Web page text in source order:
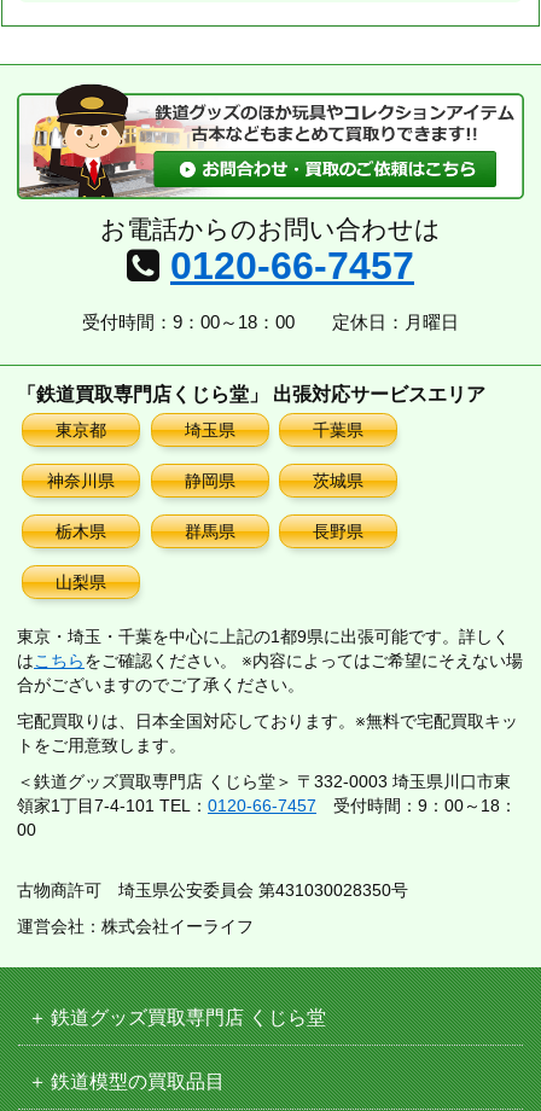
お電話からのお問い合わせは
0120-66-7457
受付時間：9：00～18：00 定休日：月曜日
「鉄道買取専門店くじら堂」 出張対応サービスエリア
東京都 埼玉県 千葉県
神奈川県 静岡県 茨城県
栃木県 群馬県 長野県
山梨県
東京・埼玉・千葉を中心に上記の1都9県に出張可能です。詳しく
はこちらをご確認ください。 ※内容によってはご希望にそえない場
合がございますのでご了承ください。
宅配買取りは、日本全国対応しております。※無料で宅配買取キッ
トをご用意致します。
＜鉄道グッズ買取専門店 くじら堂＞ 〒332-0003 埼玉県川口市東
領家1丁目7-4-101 TEL： 0120-66-7457 受付時間：9：00～18：
00
古物商許可 埼玉県公安委員会 第431030028350号
運営会社：株式会社イーライフ
鉄道グッズ買取専門店 くじら堂
鉄道模型の買取品目